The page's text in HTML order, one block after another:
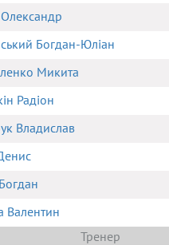
Олександр
Богдан-Юліан
Микита
Радіон
Владислав
Валентин
Тренер